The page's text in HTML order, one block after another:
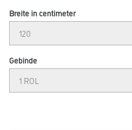
Breite in centimeter
Gebinde